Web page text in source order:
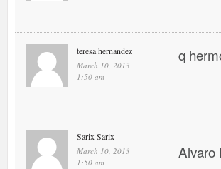
teresa hernandez
March 10, 2013
1:50 am
q
Sarix Sarix
March 10, 2013
1:50 am
Alvaro